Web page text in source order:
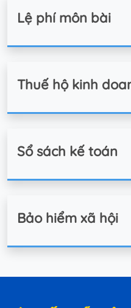
Lệ phí môn bài
Thuế hộ kinh
Sổ sách kế toán
Bảo hiểm xã hội